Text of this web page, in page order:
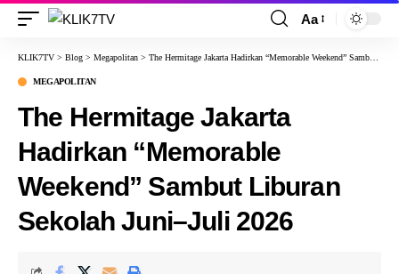
Aa
KLIK7TV > Blog > Megapolitan > The Hermitage Jakarta Hadirkan “Memorable Weekend” Sambut Liburan Sekolah Juni–Juli 2026
MEGAPOLITAN
The Hermitage Jakarta
Hadirkan “Memorable
Weekend” Sambut Liburan
Sekolah Juni–Juli 2026